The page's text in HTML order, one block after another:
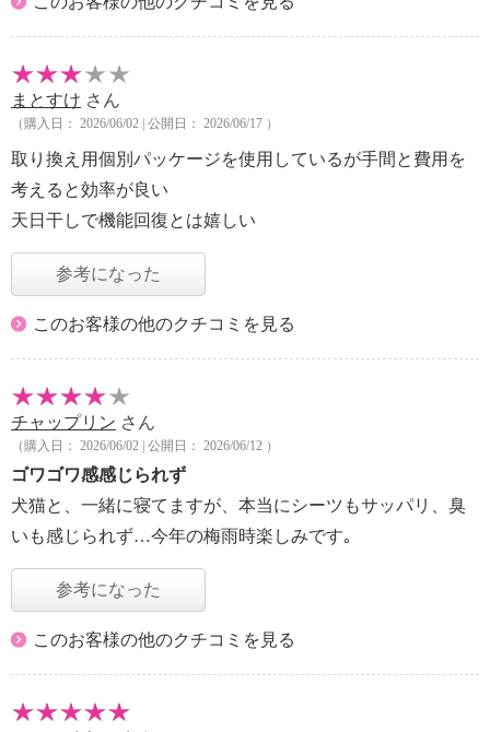
まとすけ さん
（購入日： 2026/06/02 | 公開日： 2026/06/17 ）
取り換え用個別パッケージを使用しているが手間と費用を
考えると効率が良い
天日干しで機能回復とは嬉しい
参考になった
このお客様の他のクチコミを見る
チャップリン さん
（購入日： 2026/06/02 | 公開日： 2026/06/12 ）
ゴワゴワ感感じられず
犬猫と、一緒に寝てますが、本当にシーツもサッパリ、臭
いも感じられず…今年の梅雨時楽しみです｡
参考になった
このお客様の他のクチコミを見る